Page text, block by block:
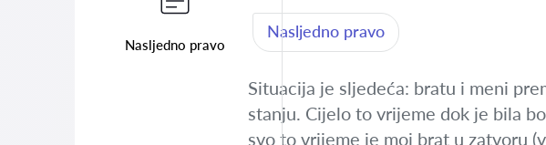
Nasljedno pravo
Nasljedno pravo
Situacija je sljedeća: bratu i meni
stanju. Cijelo to vrijeme dok je bila
svo to vrijeme je moj brat u zatvoru